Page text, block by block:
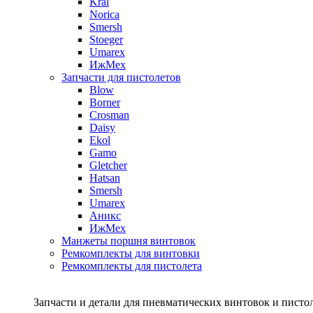
Norica
Smersh
Stoeger
Umarex
ИжМех
Запчасти для пистолетов
Blow
Borner
Crosman
Daisy
Ekol
Gamo
Gletcher
Hatsan
Smersh
Umarex
Аникс
ИжМех
Манжеты поршня винтовок
Ремкомплекты для винтовки
Ремкомплекты для пистолета
Запчасти и детали для пневматических винтовок и